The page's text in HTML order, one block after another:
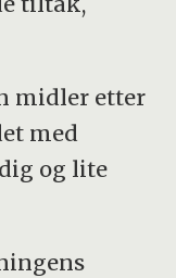
midler etter
med
og lite